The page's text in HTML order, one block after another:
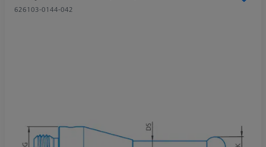
626103-0144-042